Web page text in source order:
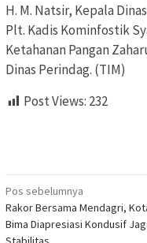
H. M. Natsir, Kepala
Plt. Kadis Kominfostik
Ketahanan Pangan
Dinas Perindag. (TIM)
Post Views: 232
Navigasi
pos
Pos sebelumnya
Rakor Bersama Mendagri,
Bima Diapresiasi Kondusif